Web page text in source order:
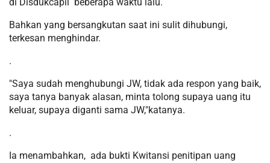
Bahkan yang bersangkutan saat ini sulit dihubungi,
terkesan menghindar.
.
"Saya sudah menghubungi JW, tidak ada respon yang baik,
saya tanya banyak alasan, minta tolong supaya uang itu
keluar, supaya diganti sama JW,"katanya.
.
Ia menambahkan, ada bukti Kwitansi penitipan uang